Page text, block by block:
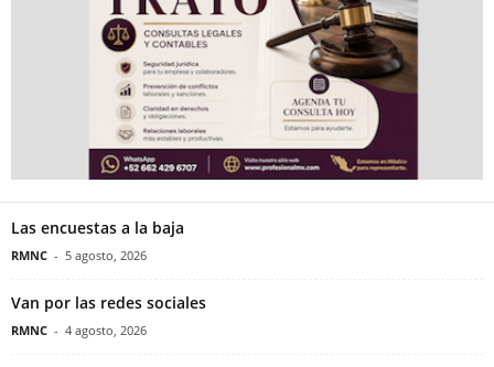
Las encuestas a la baja
RMNC - 5 agosto, 2026
Van por las redes sociales
RMNC - 4 agosto, 2026